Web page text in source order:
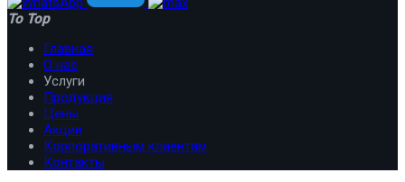
To Top
Главная
О нас
Услуги
Продукция
Цены
Акции
Корпоративным клиентам
Контакты